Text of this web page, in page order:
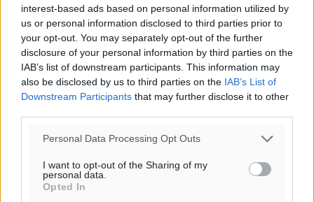
interest-based ads based on personal information utilized by
us or personal information disclosed to third parties prior to
your opt-out. You may separately opt-out of the further
disclosure of your personal information by third parties on the
IAB’s list of downstream participants. This information may
also be disclosed by us to third parties on the IAB’s List of
Downstream Participants that may further disclose it to other
Personal Data Processing Opt Outs
I want to opt-out of the Sharing of my
personal data.
Opted In
ΥΠΑΑΤ: 12,5 εκατ. ευρώ στις 13 Περιφέρειες για μέτρα
βιοασφάλειας
Τοπικές Ειδήσεις• πριν 4 ώρες
Ποιοι φοιτητές μπορούν να λάβουν ενίσχυση για
«Γιατί οι Τούρκοι συρρέουν στα ελληνικά νησιά»:
Τουρκική εφημερίδα εξηγεί τους λόγους που οι
γείτονες προτιμούν την Ελλάδα για διακοπές